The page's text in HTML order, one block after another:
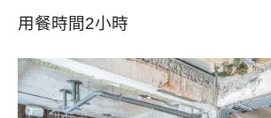
用餐時間2小時